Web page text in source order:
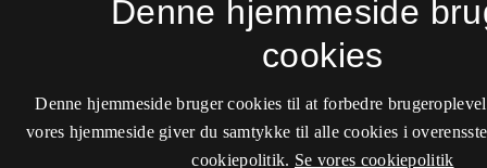
Denne hjemmeside
cookies
Denne hjemmeside bruger cookies til at forbedre
vores hjemmeside giver du samtykke til alle cookies i
cookiepolitik. Se vores cookiepolitik